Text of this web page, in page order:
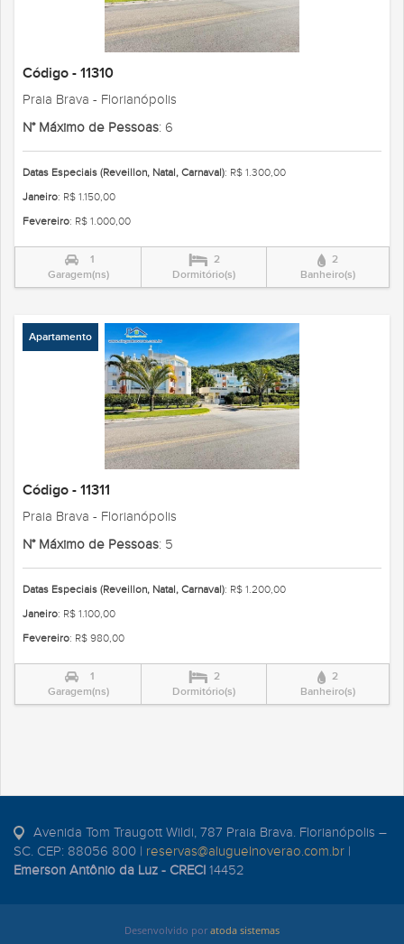
Código - 11310
Praia Brava - Florianópolis
N° Máximo de Pessoas: 6
Datas Especiais (Reveillon, Natal, Carnaval): R$ 1.300,00
Janeiro: R$ 1.150,00
Fevereiro: R$ 1.000,00
1
Garagem(ns)
2
Dormitório(s)
2
Banheiro(s)
Apartamento
Código - 11311
Praia Brava - Florianópolis
N° Máximo de Pessoas: 5
Datas Especiais (Reveillon, Natal, Carnaval): R$ 1.200,00
Janeiro: R$ 1.100,00
Fevereiro: R$ 980,00
1
Garagem(ns)
2
Dormitório(s)
2
Banheiro(s)
Avenida Tom Traugott Wildi, 787 Praia Brava. Florianópolis –
SC. CEP: 88056 800 | reservas@aluguelnoverao.com.br |
Emerson Antônio da Luz - CRECI 14452
Desenvolvido por atoda sistemas